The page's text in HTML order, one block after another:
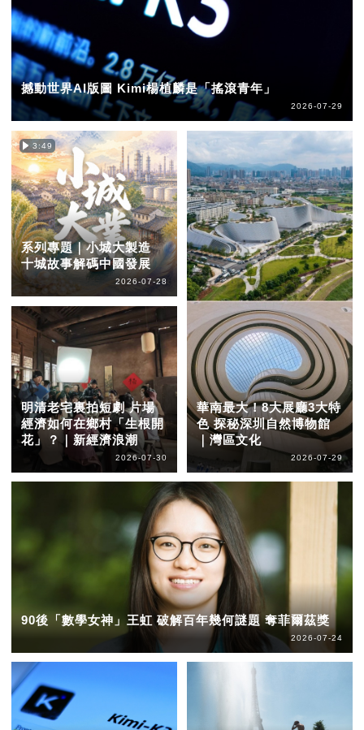
撼動世界AI版圖 Kimi楊植麟是「搖滾青年」
2026-07-29
3:49
系列專題｜小城大製造
十城故事解碼中國發展
2026-07-28
明清老宅裏拍短劇 片場
經濟如何在鄉村「生根開
花」？｜新經濟浪潮
2026-07-30
華南最大！8大展廳3大特
色 探秘深圳自然博物館
｜灣區文化
2026-07-29
90後「數學女神」王虹 破解百年幾何謎題 奪菲爾茲獎
2026-07-24